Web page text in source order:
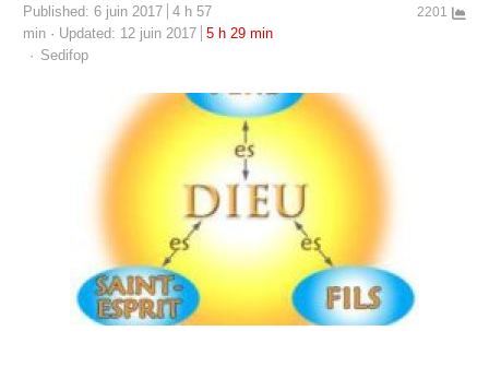
Published: 6 juin 2017
4 h 57
min
Updated: 12 juin 2017
5 h 29 min
Author
Sedifop
2201